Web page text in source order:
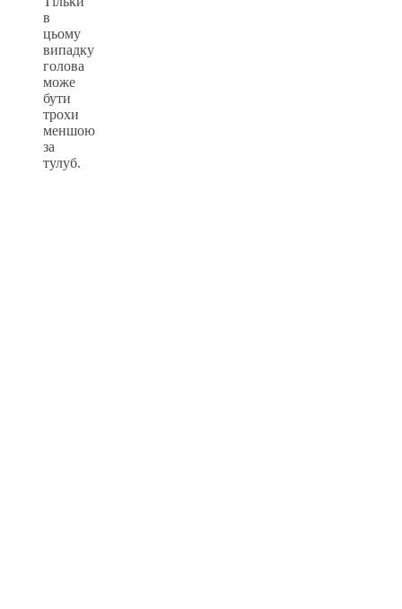
в
цьому
випадку
голова
може
бути
трохи
меншою
за
тулуб.